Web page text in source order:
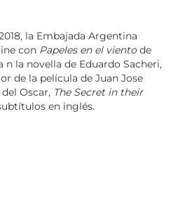
la Embajada Argentina
con Papeles en el vientode
n la novella de Eduardo Sacheri,
de la película de Juan Jose
Oscar, The Secret in their
en inglés.